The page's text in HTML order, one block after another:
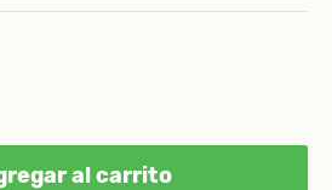
al carrito